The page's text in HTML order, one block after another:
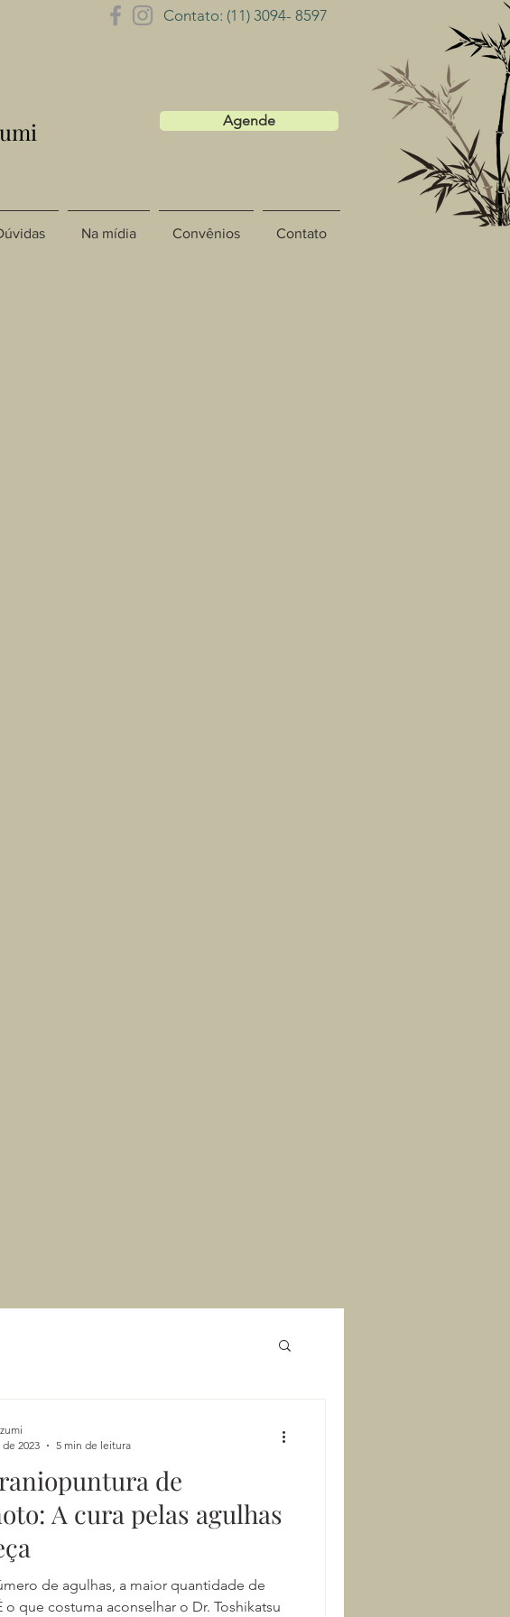
Contato: (11) 3094- 8597
Agende
Na mídia Convênios Contato
de
A cura pelas agulhas
de agulhas, a maior quantidade de
o que costuma aconselhar o Dr. Toshikatsu
2023
5 min de leitura